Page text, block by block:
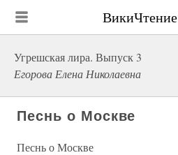
ВикиЧтение
Угрешская лира. Выпуск 3
Егорова Елена Николаевна
Песнь о Москве
Песнь о Москве